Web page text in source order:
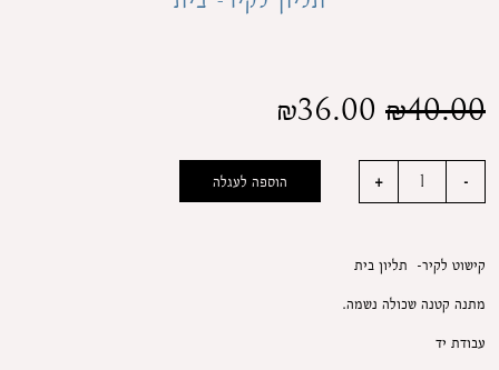
₪40.00
₪36.00
הוספה לעגלה
קישוט לקיר- תליון בית
מתנה קטנה שכולה נשמה.
עבודת יד